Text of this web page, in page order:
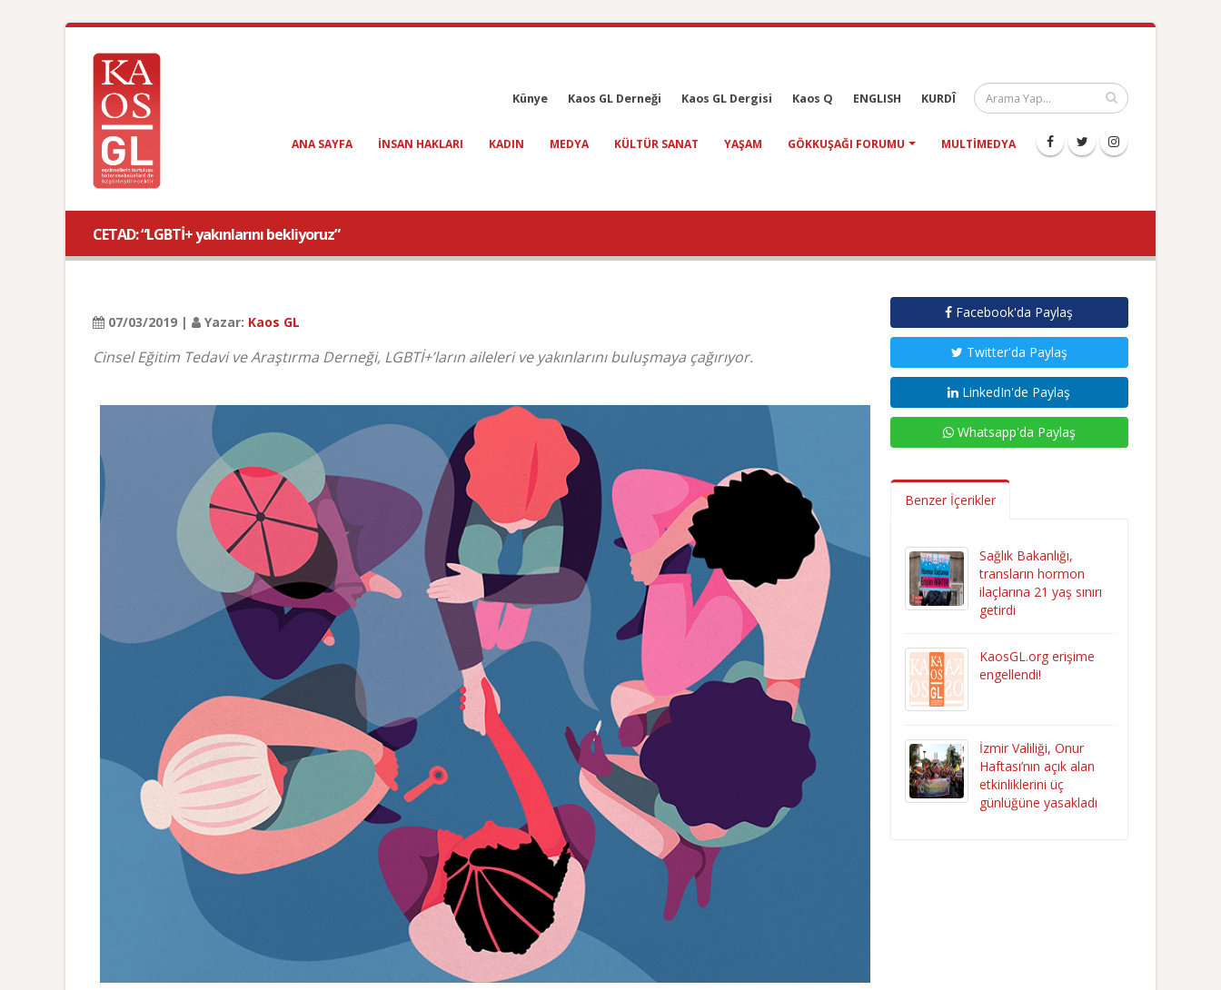
Künye Kaos GL Derneği Kaos GL Dergisi Kaos Q ENGLISH KURDÎ
ANA SAYFA INSAN HAKLARI KADIN MEDYA KÜLTÜR SANAT YAŞAM GÖKKUŞAĞI FORUMU MULTIMEDYA
CETAD: “LGBTİ+ yakınlarını bekliyoruz”
07/03/2019 | Yazar: Kaos GL
Cinsel Eğitim Tedavi ve Araştırma Derneği, LGBTİ+’ların aileleri ve yakınlarını buluşmaya çağırıyor.
Facebook'da Paylaş
Twitter'da Paylaş
LinkedIn'de Paylaş
Whatsapp'da Paylaş
Benzer İçerikler
Sağlık Bakanlığı,
transların hormon
ilaçlarına 21 yaş sınırı
getirdi
KaosGL.org erişime
engellendi!
İzmir Valiliği, Onur
Haftası’nın açık alan
etkinliklerini üç
günlüğüne yasakladı